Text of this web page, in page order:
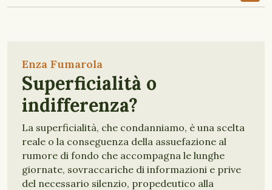
Enza Fumarola
Superficialità o
indifferenza?
La superficialità, che condanniamo, è una scelta
reale o la conseguenza della assuefazione al
rumore di fondo che accompagna le lunghe
giornate, sovraccariche di informazioni e prive
del necessario silenzio, propedeutico alla